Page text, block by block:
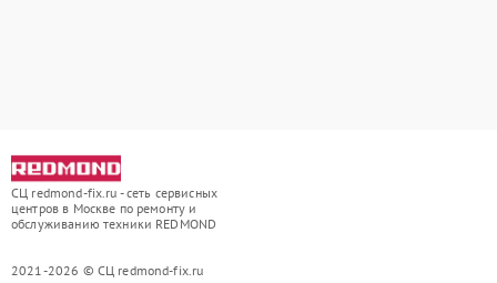
СЦ redmond-fix.ru - сеть сервисных
центров в Москве по ремонту и
обслуживанию техники REDMOND
2021-2026 © СЦ redmond-fix.ru